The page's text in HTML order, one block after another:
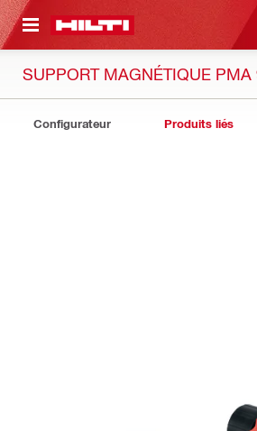
CONTENT
SUPPORT MAGNÉTIQUE PMA
Configurateur Produits liés